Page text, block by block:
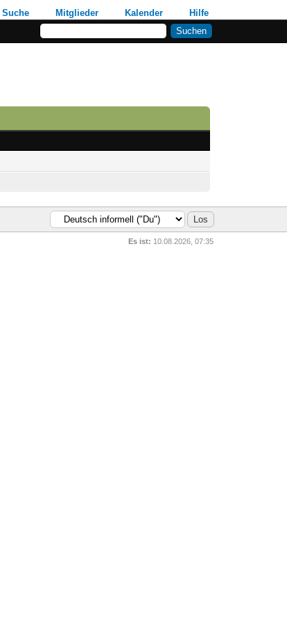
Suche Mitglieder Kalender
Hilfe
Es ist: 10.08.2026, 07:35